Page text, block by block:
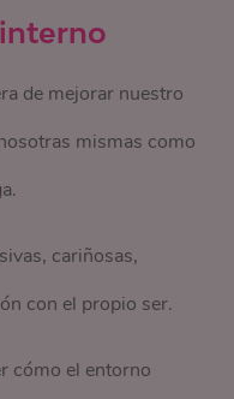
de mejorar nuestro
mismas como
cariñosas,
con el propio ser.
cómo el entorno